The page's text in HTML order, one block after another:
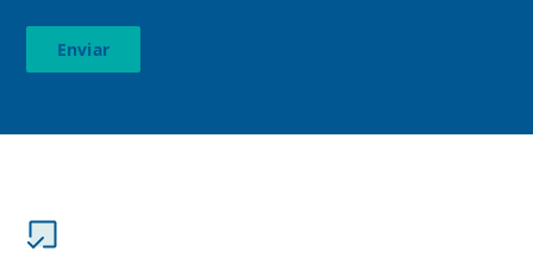
Enviar